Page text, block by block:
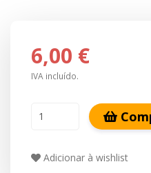
6,00 €
IVA incluído.
Adicionar à wishlist